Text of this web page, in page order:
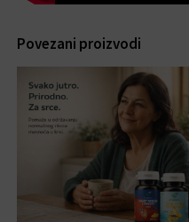
Povezani proizvodi